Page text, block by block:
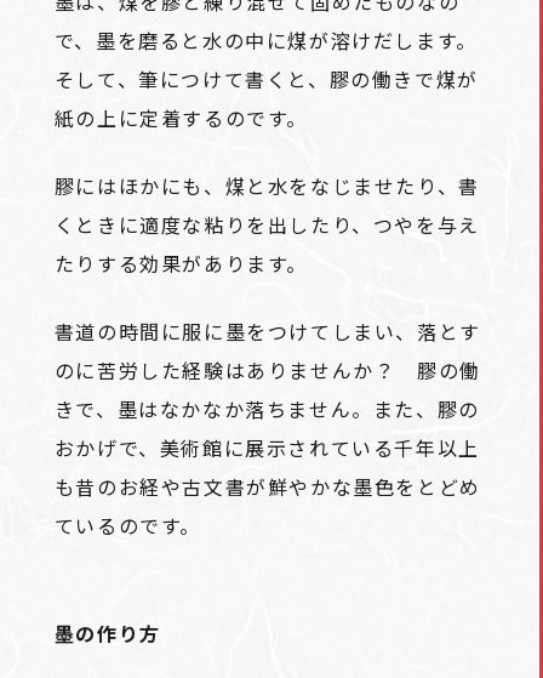
で、墨を磨ると水の中に煤が溶けだします。
そして、筆につけて書くと、膠の働きで煤が
紙の上に定着するのです。
膠にはほかにも、煤と水をなじませたり、書
くときに適度な粘りを出したり、つやを与え
たりする効果があります。
書道の時間に服に墨をつけてしまい、落とす
のに苦労した経験はありませんか？ 膠の働
きで、墨はなかなか落ちません。また、膠の
おかげで、美術館に展示されている千年以上
も昔のお経や古文書が鮮やかな墨色をとどめ
ているのです。
墨の作り方